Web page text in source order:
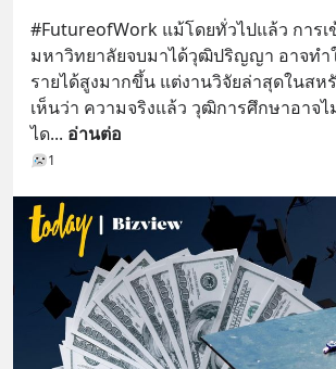
#FutureofWork แม้โดยทั่วไปแล้ว การเ
มหาวิทยาลัยจบมาได้วุฒิปริญญา อาจท
รายได้สูงมากขึ้น แต่งานวิจัยล่าสุดในสห
เห็นว่า ความจริงแล้ว วุฒิการศึกษาอาจ
ได... อ่านต่อ
1